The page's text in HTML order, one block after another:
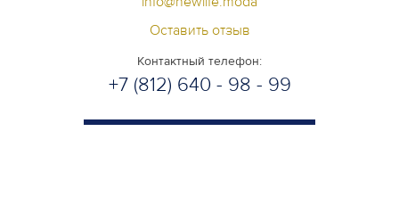
Оставить отзыв
Контактный телефон:
+7 (812) 640 - 98 - 99